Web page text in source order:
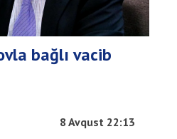
bağlı vacib
8 Avqust 22:13